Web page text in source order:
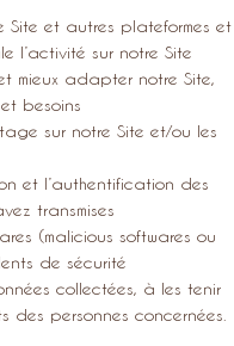
Site et autres plateformes et
l’activité sur notre Site
mieux adapter notre Site,
besoins
sur notre Site et/ou les
et l’authentification des
transmises
(malicious softwares ou
de sécurité
collectées, à les tenir
personnes concernées.